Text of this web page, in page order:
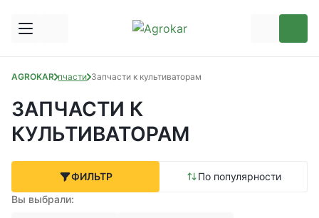
AGROKARЗапчасти Запчасти к культиваторам
ЗАПЧАСТИ К
КУЛЬТИВАТОРАМ
ФИЛЬТР
По популярности
Вы выбрали: